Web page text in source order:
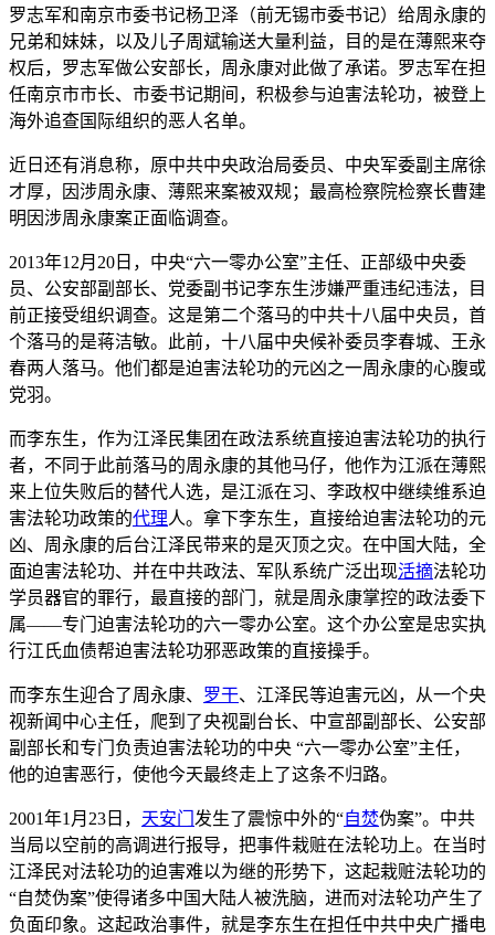
罗志军和南京市委书记杨卫泽（前无锡市委书记）给周永康的
兄弟和妹妹，以及儿子周斌输送大量利益，目的是在薄熙来夺
权后，罗志军做公安部长，周永康对此做了承诺。罗志军在担
任南京市市长、市委书记期间，积极参与迫害法轮功，被登上
海外追查国际组织的恶人名单。
近日还有消息称，原中共中央政治局委员、中央军委副主席徐
才厚，因涉周永康、薄熙来案被双规；最高检察院检察长曹建
明因涉周永康案正面临调查。
2013年12月20日，中央“六一零办公室”主任、正部级中央委
员、公安部副部长、党委副书记李东生涉嫌严重违纪违法，目
前正接受组织调查。这是第二个落马的中共十八届中央员，首
个落马的是蒋洁敏。此前，十八届中央候补委员李春城、王永
春两人落马。他们都是迫害法轮功的元凶之一周永康的心腹或
党羽。
而李东生，作为江泽民集团在政法系统直接迫害法轮功的执行
者，不同于此前落马的周永康的其他马仔，他作为江派在薄熙
来上位失败后的替代人选，是江派在习、李政权中继续维系迫
害法轮功政策的代理人。拿下李东生，直接给迫害法轮功的元
凶、周永康的后台江泽民带来的是灭顶之灾。在中国大陆，全
面迫害法轮功、并在中共政法、军队系统广泛出现活摘法轮功
学员器官的罪行，最直接的部门，就是周永康掌控的政法委下
属——专门迫害法轮功的六一零办公室。这个办公室是忠实执
行江氏血债帮迫害法轮功邪恶政策的直接操手。
而李东生迎合了周永康、 罗干、江泽民等迫害元凶，从一个央
视新闻中心主任，爬到了央视副台长、中宣部副部长、公安部
副部长和专门负责迫害法轮功的中央 “六一零办公室”主任，
他的迫害恶行，使他今天最终走上了这条不归路。
2001年1月23日， 天安门 发生了震惊中外的“自焚伪案”。中共
当局以空前的高调进行报导，把事件栽赃在法轮功上。在当时
江泽民对法轮功的迫害难以为继的形势下，这起栽赃法轮功的
“自焚伪案”使得诸多中国大陆人被洗脑，进而对法轮功产生了
负面印象。这起政治事件，就是李东生在担任中共中央广播电